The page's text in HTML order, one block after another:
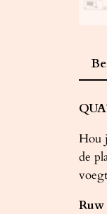
Hou
de